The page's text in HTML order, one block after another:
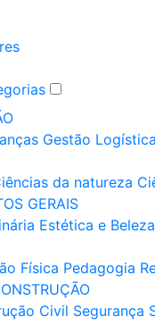
Gestão Logística
da natureza
GERAIS
Estética e Beleza
Física Pedagogia
Civil Segurança